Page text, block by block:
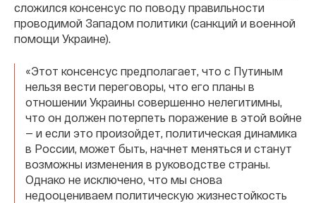
сложился консенсус по поводу правильности
проводимой Западом политики (санкций и военной
помощи Украине).
«Этот консенсус предполагает, что с Путиным
нельзя вести переговоры, что его планы в
отношении Украины совершенно нелегитимны,
что он должен потерпеть поражение в этой войне
— и если это произойдет, политическая динамика
в России, может быть, начнет меняться и станут
возможны изменения в руководстве страны.
Однако не исключено, что мы снова
недооцениваем политическую жизнестойкость